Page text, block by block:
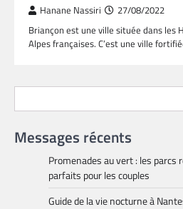
Hanane Nassiri 27/08/2022
Briançon est une ville située dans les
Alpes françaises. C’est une ville
Messages récents
Promenades au vert : les parcs
parfaits pour les couples
Guide de la vie nocturne à